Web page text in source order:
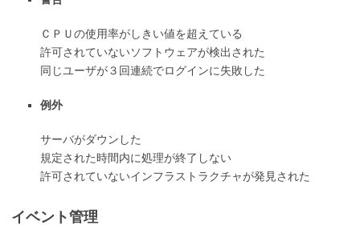
ＣＰＵの使用率がしきい値を超えている
許可されていないソフトウェアが検出された
同じユーザが３回連続でログインに失敗した
例外
サーバがダウンした
規定された時間内に処理が終了しない
許可されていないインフラストラクチャが発見された
イベント管理